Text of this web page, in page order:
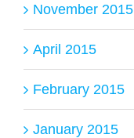
November 2015
April 2015
February 2015
January 2015